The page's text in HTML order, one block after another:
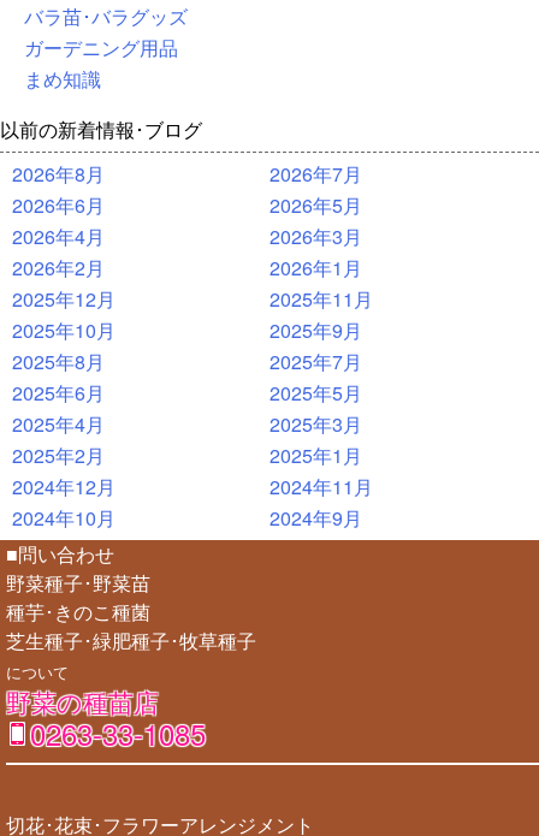
バラ苗･バラグッズ
ガーデニング用品
まめ知識
以前の新着情報･ブログ
2026年8月
2026年7月
2026年6月
2026年5月
2026年4月
2026年3月
2026年2月
2026年1月
2025年12月
2025年11月
2025年10月
2025年9月
2025年8月
2025年7月
2025年6月
2025年5月
2025年4月
2025年3月
2025年2月
2025年1月
2024年12月
2024年11月
2024年10月
2024年9月
■問い合わせ
野菜種子･野菜苗
種芋･きのこ種菌
芝生種子･緑肥種子･牧草種子
について
野菜の種苗店
0263-33-1085
切花･花束･フラワーアレンジメント